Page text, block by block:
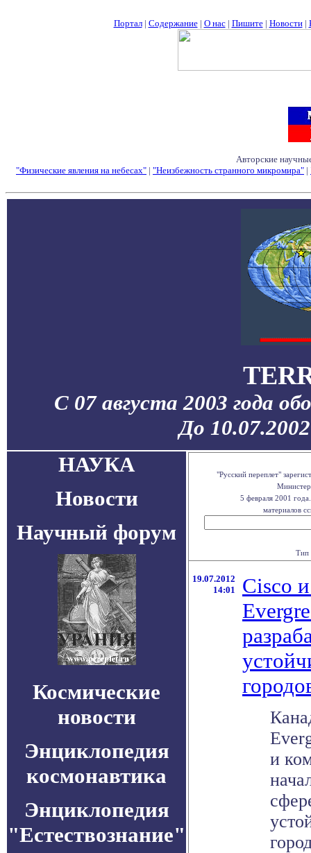
Портал| Содержание| О нас| Пишите| Новости|
Авторские
"Физические явления на небесах" | "Неизбежность странного микромира" |
С 07 августа 2003 года
До
НАУКА
Новости
Научный форум
Космические
новости
Энциклопедия
космонавтика
Энциклопедия
"Естествознание"
"Русский переплет"
5 февраля 2001
материалов
Тип
19.07.2012
14:01
Cisco
и